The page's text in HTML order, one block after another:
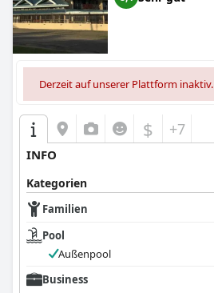
Derzeit auf unserer Plattform inaktiv.
$ +7
INFO
Kategorien
Familien
Pool
Außenpool
Business